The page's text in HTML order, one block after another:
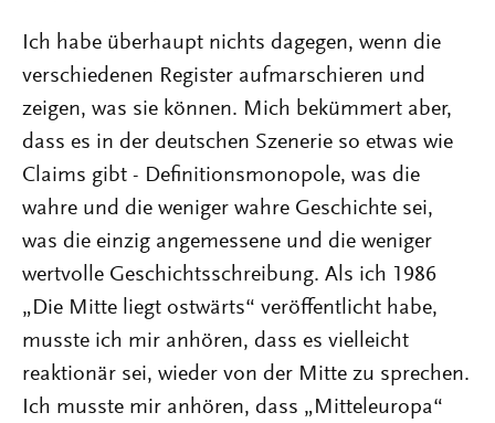
Ich habe überhaupt nichts dagegen, wenn die
verschiedenen Register aufmarschieren und
zeigen, was sie können. Mich bekümmert aber,
dass es in der deutschen Szenerie so etwas wie
Claims gibt - Definitionsmonopole, was die
wahre und die weniger wahre Geschichte sei,
was die einzig angemessene und die weniger
wertvolle Geschichtsschreibung. Als ich 1986
„Die Mitte liegt ostwärts“ veröffentlicht habe,
musste ich mir anhören, dass es vielleicht
reaktionär sei, wieder von der Mitte zu sprechen.
Ich musste mir anhören, dass „Mitteleuropa“